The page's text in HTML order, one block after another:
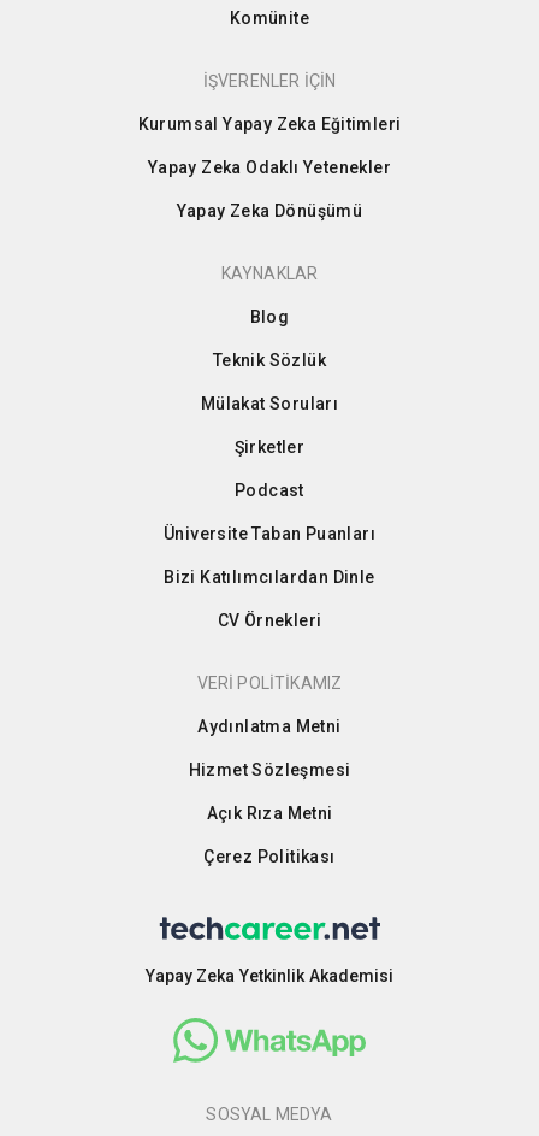
Komünite
İŞVERENLER İÇİN
Kurumsal Yapay Zeka Eğitimleri
Yapay Zeka Odaklı Yetenekler
Yapay Zeka Dönüşümü
KAYNAKLAR
Blog
Teknik Sözlük
Mülakat Soruları
Şirketler
Podcast
Üniversite Taban Puanları
Bizi Katılımcılardan Dinle
CV Örnekleri
VERİ POLİTİKAMIZ
Aydınlatma Metni
Hizmet Sözleşmesi
Açık Rıza Metni
Çerez Politikası
Yapay Zeka Yetkinlik Akademisi
SOSYAL MEDYA